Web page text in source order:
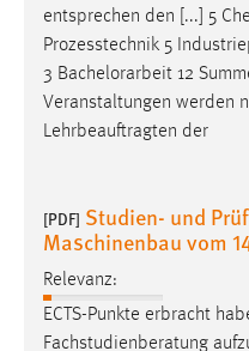
entsprechen den [...] 5
Prozesstechnik 5
3 Bachelorarbeit 12
Veranstaltungen werden
Lehrbeauftragten der
[PDF] Studien- und
Maschinenbau vom
Relevanz:
ECTS-Punkte erbracht
Fachstudienberatung